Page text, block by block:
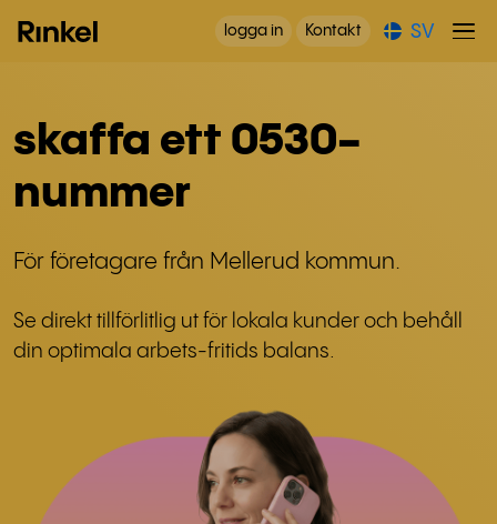
logga in Kontakt SV
skaffa ett 0530-
nummer
För företagare från Mellerud kommun.
Se direkt tillförlitlig ut för lokala kunder och behåll
din optimala arbets-fritids balans.